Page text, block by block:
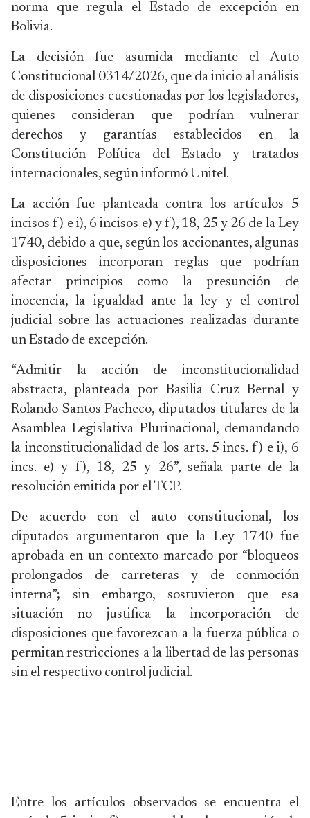
norma que regula el Estado de excepción en
Bolivia.
La decisión fue asumida mediante el Auto
Constitucional 0314/2026, que da inicio al análisis
de disposiciones cuestionadas por los legisladores,
quienes consideran que podrían vulnerar
derechos y garantías establecidos en la
Constitución Política del Estado y tratados
internacionales, según informó Unitel.
La acción fue planteada contra los artículos 5
incisos f) e i), 6 incisos e) y f), 18, 25 y 26 de la Ley
1740, debido a que, según los accionantes, algunas
disposiciones incorporan reglas que podrían
afectar principios como la presunción de
inocencia, la igualdad ante la ley y el control
judicial sobre las actuaciones realizadas durante
un Estado de excepción.
“Admitir la acción de inconstitucionalidad
abstracta, planteada por Basilia Cruz Bernal y
Rolando Santos Pacheco, diputados titulares de la
Asamblea Legislativa Plurinacional, demandando
la inconstitucionalidad de los arts. 5 incs. f) e i), 6
incs. e) y f), 18, 25 y 26”, señala parte de la
resolución emitida por el TCP.
De acuerdo con el auto constitucional, los
diputados argumentaron que la Ley 1740 fue
aprobada en un contexto marcado por “bloqueos
prolongados de carreteras y de conmoción
interna”; sin embargo, sostuvieron que esa
situación no justifica la incorporación de
disposiciones que favorezcan a la fuerza pública o
permitan restricciones a la libertad de las personas
sin el respectivo control judicial.
Entre los artículos observados se encuentra el